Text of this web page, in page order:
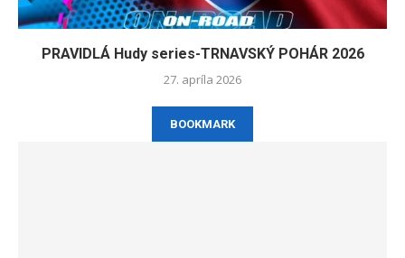
PRAVIDLÁ Hudy series-TRNAVSKÝ POHÁR 2026
27. apríla 2026
BOOKMARK